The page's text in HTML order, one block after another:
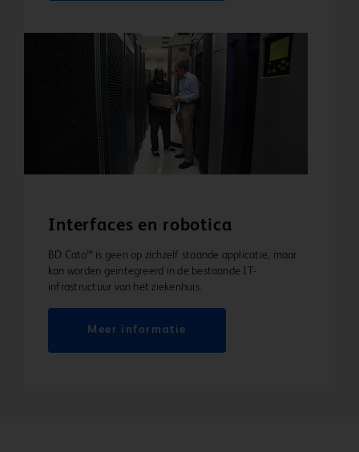
Interfaces en robotica
BD Cato™ is geen op zichzelf staande applicatie, maar
kan worden geïntegreerd in de bestaande IT-
infrastructuur van het ziekenhuis.
Meer informatie